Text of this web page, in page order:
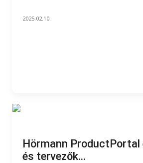
2025.02.10.
Hörmann ProductPortal
és tervezők...